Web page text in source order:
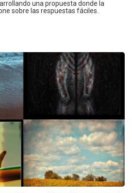
una propuesta donde la
sobre las respuestas fáciles.